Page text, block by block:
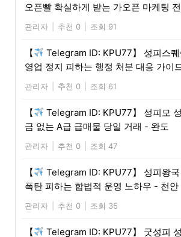
오픈빨 확실하게 받는 가오픈 마케팅
관리자 추천 0 조회 91
【
Telegram ID: KPU77】 성피스
영업 정지 피하는 행정 처분 대응 가이
관리자 추천 0 조회 61
【
Telegram ID: KPU77】 성피모
금 없는 A급 급매물 당일 거래 - 완도
관리자 추천 0 조회 47
【
Telegram ID: KPU77】 성피왕
폭탄 피하는 합법적 운영 노하우 - 천안
관리자 추천 0 조회 35
【
Telegram ID: KPU77】 굿성피